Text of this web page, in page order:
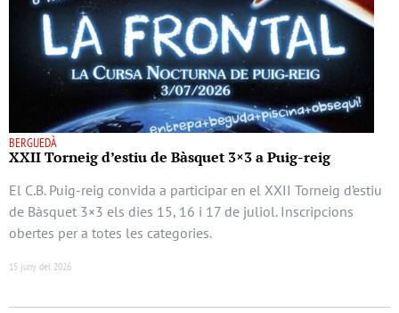
BERGUEDÀ
XXII Torneig d’estiu de Bàsquet 3×3 a Puig-reig
El C.B. Puig-reig convida a participar en el XXII Torneig d’estiu
de Bàsquet 3×3 els dies 15, 16 i 17 de juliol. Inscripcions
obertes per a totes les categories.
15 juny del 2026